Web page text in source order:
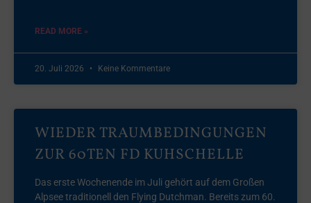
READ MORE »
20. Juli 2026 Keine Kommentare
WIEDER TRAUMBEDINGUNGEN
ZUR 60TEN FD KUHSCHELLE
Das erste Wochenende im Juli gehört auf dem Großen
Alpsee traditionell den Flying Dutchman. Bereits zum 60.